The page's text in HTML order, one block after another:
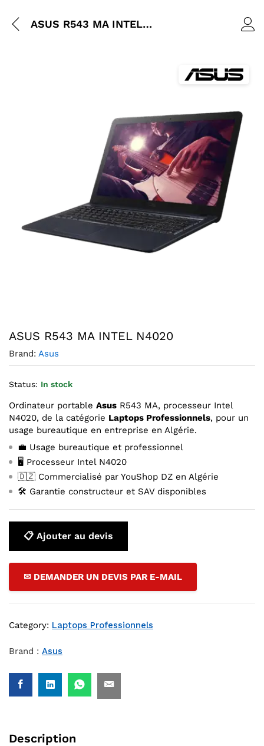
ASUS R543 MA INTEL N4020
ASUS R543 MA INTEL N4020
Brand: Asus
Status: In stock
Ordinateur portable Asus R543 MA, processeur Intel
N4020, de la catégorie Laptops Professionnels, pour un
usage bureautique en entreprise en Algérie.
💼 Usage bureautique et professionnel
🖥️ Processeur Intel N4020
🇩🇿 Commercialisé par YouShop DZ en Algérie
🛠️ Garantie constructeur et SAV disponibles
📋 Ajouter au devis
✉ DEMANDER UN DEVIS PAR E-MAIL
Category: Laptops Professionnels
Brand : Asus
Description